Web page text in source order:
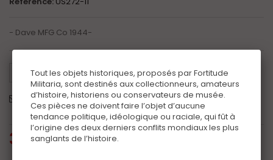
- Dave MFG Co 1944-
Tweet Share Google+ Pinterest
Send to a friend Print
30,00 €tax incl.
Tout les objets historiques, proposés par Fortitude
Militaria, sont destinés aux collectionneurs, amateurs
d’histoire, historiens ou conservateurs de musée.
Ces pièces ne doivent faire l’objet d’aucune
tendance politique, idéologique ou raciale, qui fût à
l’origine des deux derniers conflits mondiaux les plus
sanglants de l’histoire.